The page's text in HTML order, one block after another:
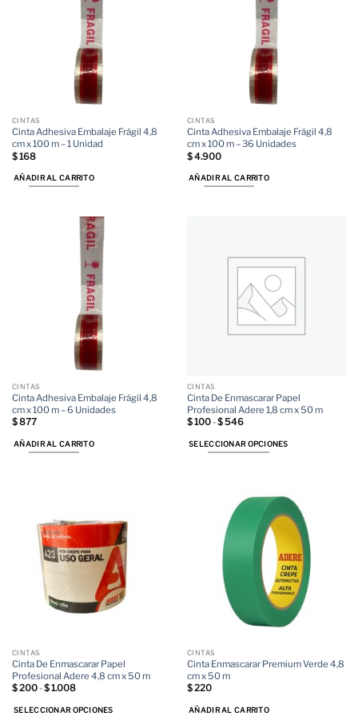
CINTAS
Cinta Adhesiva Embalaje Frágil 4,8
cm x 100 m – 1 Unidad
$168
AÑADIR AL CARRITO
CINTAS
Cinta Adhesiva Embalaje Frágil 4,8
cm x 100 m – 36 Unidades
$4.900
AÑADIR AL CARRITO
CINTAS
Cinta Adhesiva Embalaje Frágil 4,8
cm x 100 m – 6 Unidades
$877
AÑADIR AL CARRITO
CINTAS
Cinta De Enmascarar Papel
Profesional Adere 1,8 cm x 50 m
$100 -$546Rango
precios:
desde
$ 100
SELECCIONAR OPCIONES
opciones
producto
CINTAS
Cinta De Enmascarar Papel
Profesional Adere 4,8 cm x 50 m
$200 -$1.008Rango
precios:
SELECCIONAR OPCIONES
CINTAS
Cinta Enmascarar Premium Verde 4,8
cm x 50 m
$220
AÑADIR AL CARRITO